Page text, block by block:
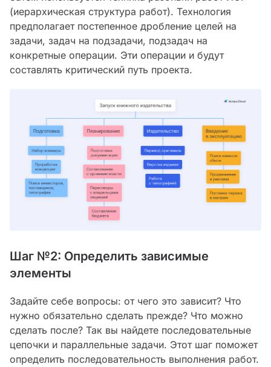
(иерархическая структура работ). Технология
предполагает постепенное дробление целей на
задачи, задач на подзадачи, подзадач на
конкретные операции. Эти операции и будут
составлять критический путь проекта.
Шаг №2: Определить зависимые
элементы
Задайте себе вопросы: от чего это зависит? Что
нужно обязательно сделать прежде? Что можно
сделать после? Так вы найдете последовательные
цепочки и параллельные задачи. Этот шаг поможет
определить последовательность выполнения работ.